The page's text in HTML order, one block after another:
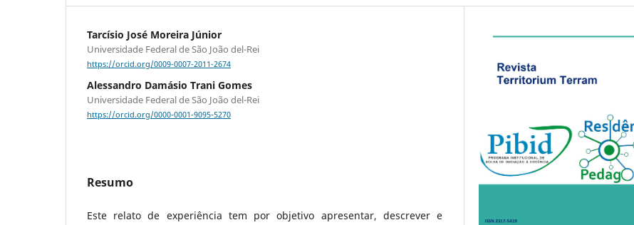
Tarcísio José Moreira Júnior
Universidade Federal de São João del-Rei
https://orcid.org/0009-0007-2011-2674
Alessandro Damásio Trani Gomes
Universidade Federal de São João del-Rei
https://orcid.org/0000-0001-9095-5270
Resumo
Este relato de experiência tem por objetivo apresentar, descrever e